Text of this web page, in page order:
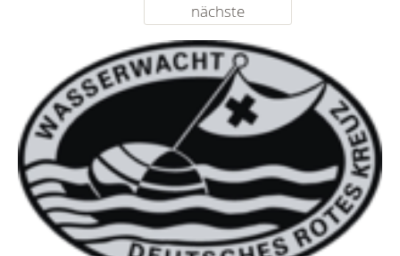
nächste